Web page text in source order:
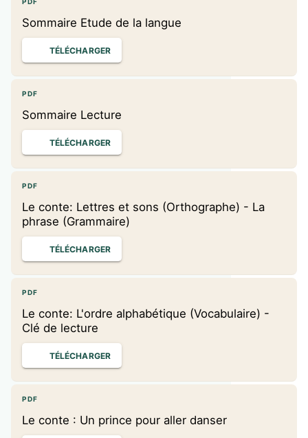
Sommaire Etude de la langue
TÉLÉCHARGER
PDF
Sommaire Lecture
TÉLÉCHARGER
PDF
Le conte: Lettres et sons (Orthographe) - La
phrase (Grammaire)
TÉLÉCHARGER
PDF
Le conte: L'ordre alphabétique (Vocabulaire) -
Clé de lecture
TÉLÉCHARGER
PDF
Le conte : Un prince pour aller danser